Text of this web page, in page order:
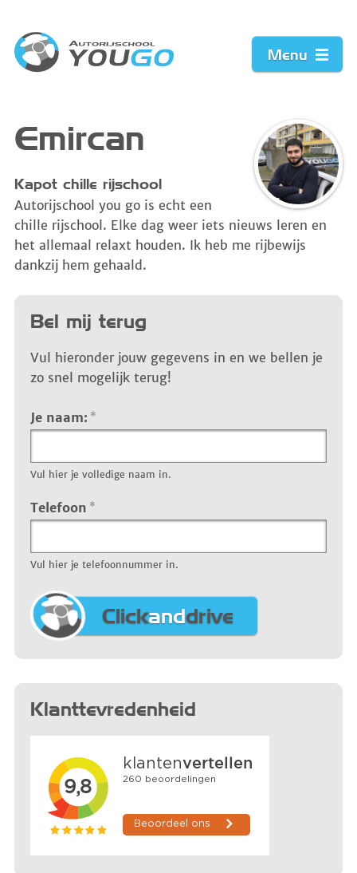
Menu
Werkwijze
Acties
Vacature
Emircan
Kapot chille rijschool
Autorijschool you go is echt een
chille rijschool. Elke dag weer iets nieuws leren en
het allemaal relaxt houden. Ik heb me rijbewijs
dankzij hem gehaald.
Bel mij terug
Vul hieronder jouw gegevens in en we bellen je
zo snel mogelijk terug!
Je naam: *
Vul hier je volledige naam in.
Telefoon *
Vul hier je telefoonnummer in.
Clickanddrive
Klanttevredenheid